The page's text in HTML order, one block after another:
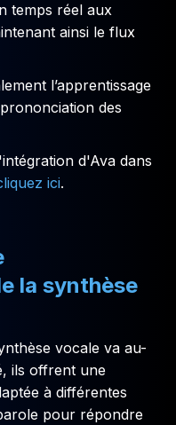
temps réel aux
ainsi le flux
l’apprentissage
des
d'Ava dans
ici.
la synthèse
vocale va au-
ils offrent une
à différentes
pour répondre